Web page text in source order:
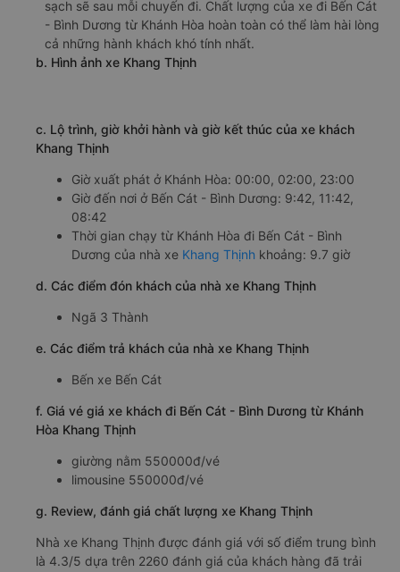
Xem địa chỉ văn phòng nhà xe Thanh Thuỷ - Quảng
Ngãi:https://vexere.com/vi-VN/xe-thanh-thuy-
quang-ngai
Số điện thoại đặt mua vé xe Khánh Hòa Bến Cát -
1A,
a. Giới thiệu xe Khang Thịnh
Bên cạnh tuyến đường chính từ Khánh Hòa đến Bến Cát -
Bình Dương, nhà xe Khang Thịnh còn được hành khách
biết đến ở khá nhiều tuyến đường khác trên khắp cả
nước. Nhà xe hoạt động với lịch trình xuất bến dày đặc
mỗi ngày. Tuy vậy, vẫn đảm bảo được chất lượng dịch vụ
tốt nhất cho từng chuyến xe. Hãng xe chú trọng đầu tư
dàn xe chất lượng cao, đầy đủ các phương tiện giải trí,
sạch sẽ sau mỗi chuyến đi. Chất lượng của xe đi Bến Cát
- Bình Dương từ Khánh Hòa hoàn toàn có thể làm hài lòng
b. Hình ảnh xe Khang Thịnh
c. Lộ trình, giờ khởi hành và giờ kết thúc của xe khách
Giờ đến nơi ở Bến Cát - Bình Dương: 9:42, 11:42,
08:42